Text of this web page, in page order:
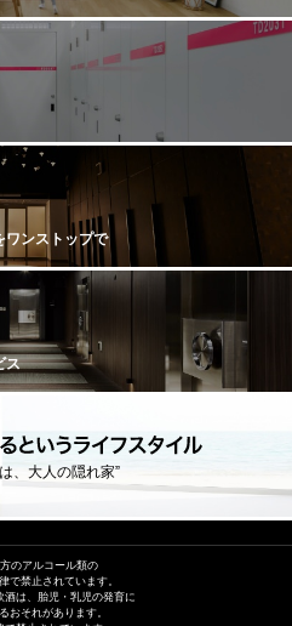
ワンストップで
ス
、大人の隠れ家”
のアルコール類の
で禁止されています。
酒は、胎児・乳児の発育に
おそれがあります。